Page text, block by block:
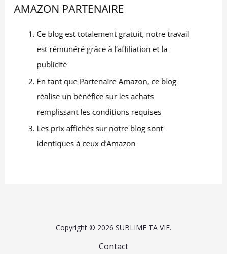
Copyright © 2026 SUBLIME TA VIE.
Contact